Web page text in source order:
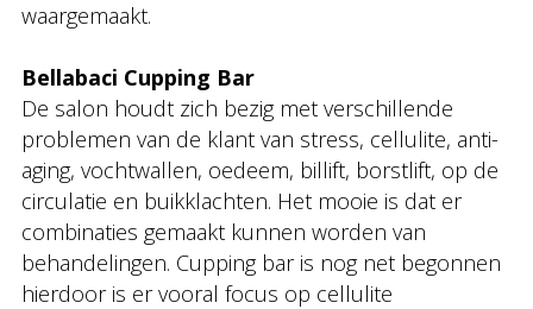
waargemaakt.
Bellabaci Cupping Bar
De salon houdt zich bezig met verschillende
problemen van de klant van stress, cellulite, anti-
aging, vochtwallen, oedeem, billift, borstlift, op de
circulatie en buikklachten. Het mooie is dat er
combinaties gemaakt kunnen worden van
behandelingen. Cupping bar is nog net begonnen
hierdoor is er vooral focus op cellulite